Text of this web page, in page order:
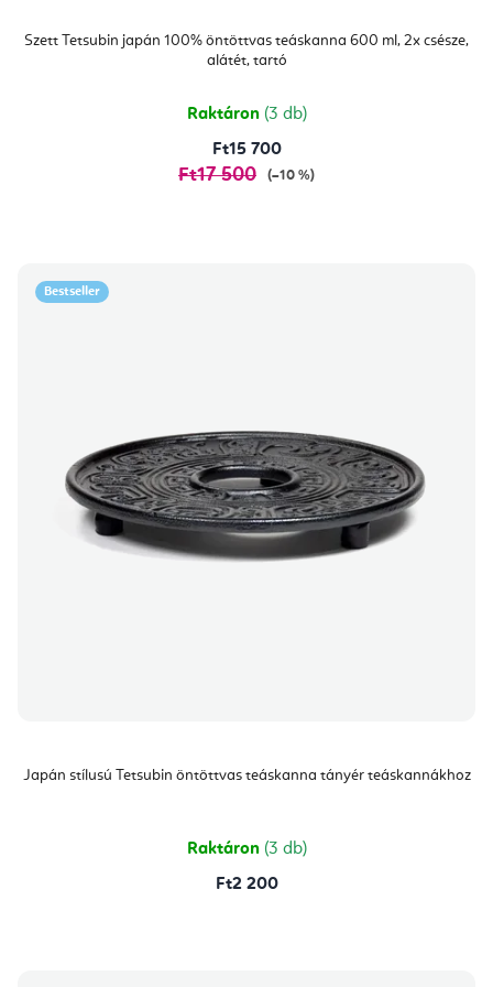
Szett Tetsubin japán 100% öntöttvas teáskanna 600 ml, 2x csésze,
alátét, tartó
Raktáron (3 db)
Ft15 700
Ft17 500 (–10 %)
Bestseller
Japán stílusú Tetsubin öntöttvas teáskanna tányér teáskannákhoz
Raktáron (3 db)
Ft2 200